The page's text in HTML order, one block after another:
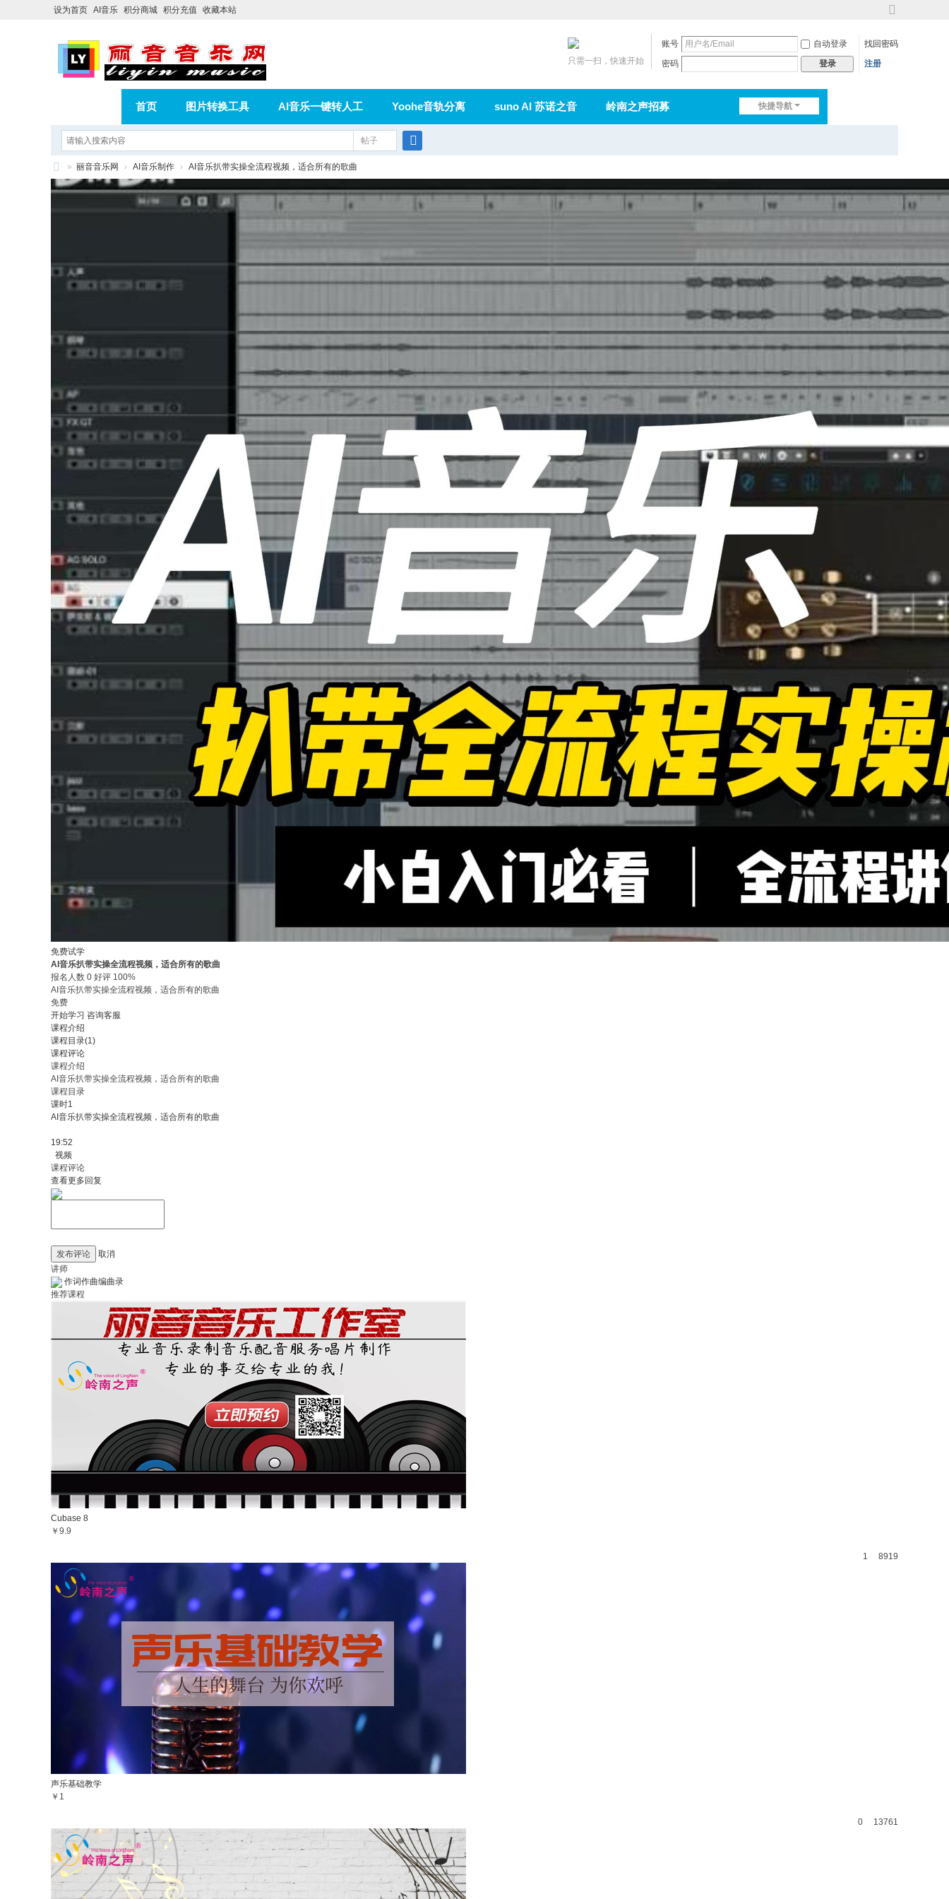
设为首页 AI音乐 积分商城 积分充值 收藏本站
到
账号 自动登录
找回密码
密码
登录 注册
只需一扫，快速开始
快捷导航
首页 图片转换工具 AI音乐一键转人工 Yoohe音轨分离 suno AI 苏诺之音 岭南之声招募
在线论坛
相册 分享 记录
帖子
索
» 丽音音乐网 › AI音乐制作 › AI音乐扒带实操全流程视频，适合所有的歌曲
免费试学
AI音乐扒带实操全流程视频，适合所有的歌曲
报名人数 0 好评 100%
AI音乐扒带实操全流程视频，适合所有的歌曲
免费
开始学习 咨询客服
课程介绍
课程目录(1)
课程评论
课程介绍
AI音乐扒带实操全流程视频，适合所有的歌曲
课程目录
课时1
AI音乐扒带实操全流程视频，适合所有的歌曲
19:52
视频
课程评论
查看更多回复
发布评论
取消
讲师
作词作曲编曲录
推荐课程
Cubase 8
￥9.9
1 8919
声乐基础教学
￥1
0 13761